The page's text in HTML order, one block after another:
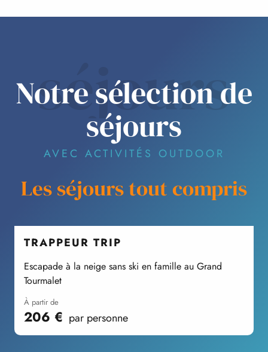
séjours
Notre sélection de
séjours
AVEC ACTIVITÉS OUTDOOR
Les séjours tout compris
TRAPPEUR TRIP
Escapade à la neige sans ski en famille au Grand
Tourmalet
à partir de
206 € par personne